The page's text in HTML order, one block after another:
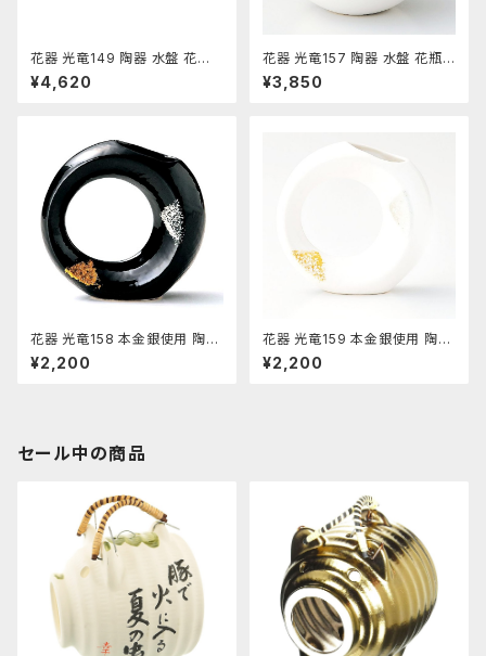
花器 光竜149 陶器 水盤 花瓶
コンポーネント フラワーベース
¥4,620
花器 光竜157 陶器 水盤 花瓶
コンポーネント フラワーベース
¥3,850
花器 光竜158 本金銀使用 陶器
水盤 花瓶 コンポーネント フラ
ワーベース
¥2,200
花器 光竜159 本金銀使用 陶器
水盤 花瓶 コンポーネント フラ
ワーベース
¥2,200
セール中の商品